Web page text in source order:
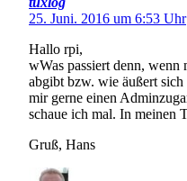
25. Juni. 2016 um 6:53 Uhr
Hallo rpi,
wWas passiert denn, wenn
abgibt bzw. wie äußert sich
mir gerne einen
schaue ich mal. In meinen
Gruß, Hans